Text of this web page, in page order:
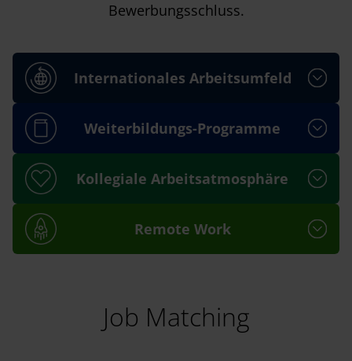
Bewerbungsschluss.
Internationales Arbeitsumfeld
Weiterbildungs-Programme
Kollegiale Arbeitsatmosphäre
Remote Work
Job Matching